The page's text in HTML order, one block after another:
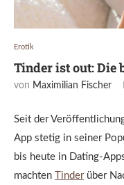
Erotik
Tinder ist out: Die
von Maximilian Fischer
Seit der
App stetig in seiner
bis heute in Dating-
machten
Tinderüber